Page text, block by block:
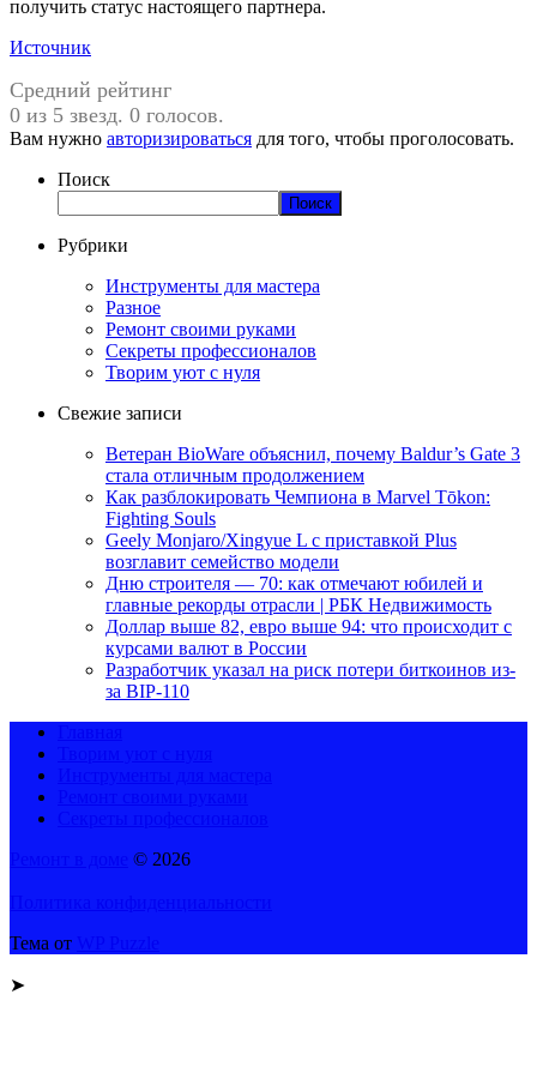
получить статус настоящего партнера.
Источник
Средний рейтинг
0 из 5 звезд. 0 голосов.
Вам нужно авторизироваться для того, чтобы проголосовать.
Поиск
Поиск
Рубрики
Инструменты для мастера
Разное
Ремонт своими руками
Секреты профессионалов
Творим уют с нуля
Свежие записи
Ветеран BioWare объяснил, почему Baldur’s Gate 3
стала отличным продолжением
Как разблокировать Чемпиона в Marvel Tōkon:
Fighting Souls
Geely Monjaro/Xingyue L с приставкой Plus
возглавит семейство модели
Дню строителя — 70: как отмечают юбилей и
главные рекорды отрасли | РБК Недвижимость
Доллар выше 82, евро выше 94: что происходит с
курсами валют в России
Разработчик указал на риск потери биткоинов из-
за BIP-110
© 2026
Тема от
➤